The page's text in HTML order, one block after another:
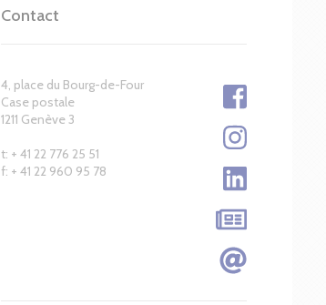
Contact
4, place du Bourg-de-Four
Case postale
1211 Genève 3
t: + 41 22 776 25 51
f: + 41 22 960 95 78